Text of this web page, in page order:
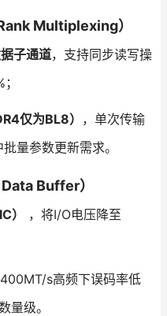
Multiplexing）
子通道，支持同步读写操
仅为BL8）
，单次传输
量参数更新需求。
Buffer）
）
，将I/O电压降至
s高频下误码率低
量级。